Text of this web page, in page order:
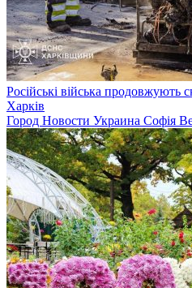
Російські війська продовжують
Харків
Город Новости Украина Софія